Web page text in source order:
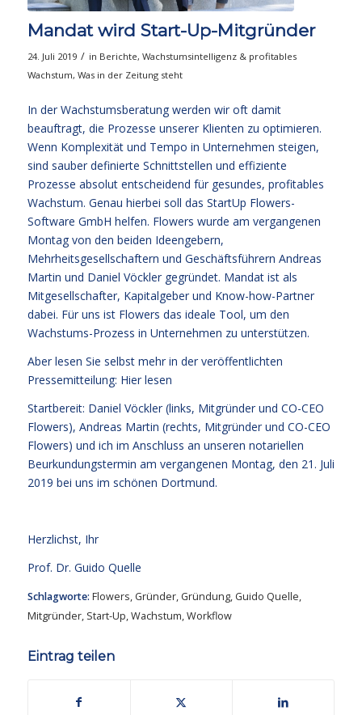
Mandat wird Start-Up-Mitgründer
24. Juli 2019 / in Berichte, Wachstumsintelligenz & profitables
Wachstum, Was in der Zeitung steht
In der Wachstumsberatung werden wir oft damit
beauftragt, die Prozesse unserer Klienten zu optimieren.
Wenn Komplexität und Tempo in Unternehmen steigen,
sind sauber definierte Schnittstellen und effiziente
Prozesse absolut entscheidend für gesundes, profitables
Wachstum. Genau hierbei soll das StartUp Flowers-
Software GmbH helfen. Flowers wurde am vergangenen
Montag von den beiden Ideengebern,
Mehrheitsgesellschaftern und Geschäftsführern Andreas
Martin und Daniel Vöckler gegründet. Mandat ist als
Mitgesellschafter, Kapitalgeber und Know-how-Partner
dabei. Für uns ist Flowers das ideale Tool, um den
Wachstums-Prozess in Unternehmen zu unterstützen.
Aber lesen Sie selbst mehr in der veröffentlichten
Pressemitteilung: Hier lesen
Startbereit: Daniel Vöckler (links, Mitgründer und CO-CEO
Flowers), Andreas Martin (rechts, Mitgründer und CO-CEO
Flowers) und ich im Anschluss an unseren notariellen
Beurkundungstermin am vergangenen Montag, den 21. Juli
2019 bei uns im schönen Dortmund.
Herzlichst, Ihr
Prof. Dr. Guido Quelle
Schlagworte: Flowers, Gründer, Gründung, Guido Quelle,
Mitgründer, Start-Up,Wachstum,Workflow
Eintrag teilen